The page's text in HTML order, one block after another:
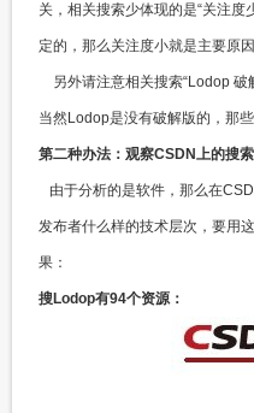
关，相关搜索少体现的是“关注
定的，那么关注度小就是主要原因
另外请注意相关搜索“Lodop
当然Lodop是没有破解版的，那
第二种办法：观察CSDN上的搜
由于分析的是软件，那么在
发布者什么样的技术层次，要用
果：
搜Lodop有94个资源：